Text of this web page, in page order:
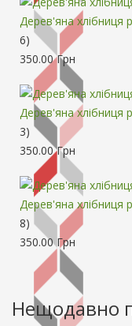
Дерев'яна хлібниця
6)
350.00 Грн
Дерев'яна хлібниця
3)
350.00 Грн
Дерев'яна хлібниця
8)
350.00 Грн
Нещодавно